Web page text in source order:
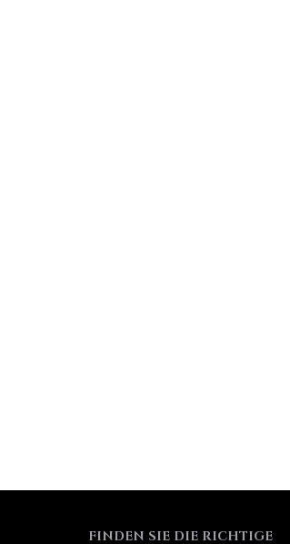
FINDEN SIE DIE RICHTIGE